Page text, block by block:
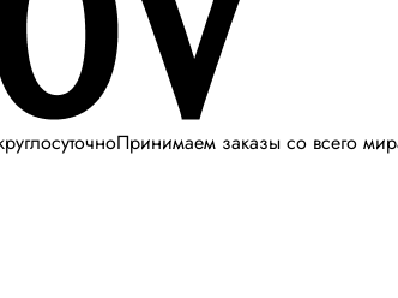
Принимаем заказы со всего